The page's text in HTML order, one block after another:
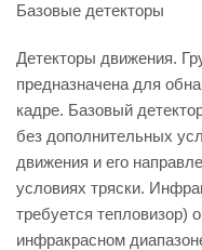
Базовые детекторы
Детекторы движения.
предназначена для
кадре. Базовый
без дополнительных
движения и его
условиях тряски.
требуется тепловизор)
инфракрасном